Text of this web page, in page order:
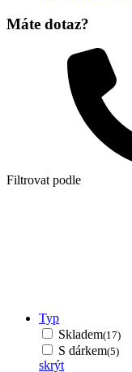
Máte dotaz?
Filtrovat podle
Typ
Skladem(17)
S dárkem(5)
skrýt